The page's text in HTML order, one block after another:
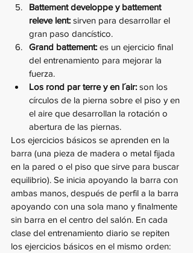
Battement developpe y battement
releve lent: sirven para desarrollar el
gran paso dancístico.
Grand battement: es un ejercicio final
del entrenamiento para mejorar la
fuerza.
Los rond par terre y en l´air: son los
círculos de la pierna sobre el piso y en
el aire que desarrollan la rotación o
abertura de las piernas.
Los ejercicios básicos se aprenden en la
barra (una pieza de madera o metal fijada
en la pared o el piso que sirve para buscar
equilibrio). Se inicia apoyando la barra con
ambas manos, después de perfil a la barra
apoyando con una sola mano y finalmente
sin barra en el centro del salón. En cada
clase del entrenamiento diario se repiten
los ejercicios básicos en el mismo orden: